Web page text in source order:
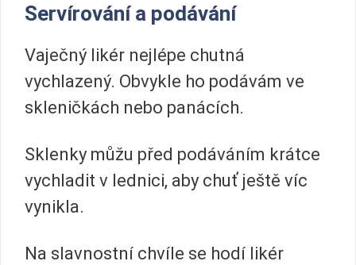
Servírování a podávání
Vaječný likér nejlépe chutná
vychlazený. Obvykle ho podávám ve
skleničkách nebo panácích.
Sklenky můžu před podáváním krátce
vychladit v lednici, aby chuť ještě víc
vynikla.
Na slavnostní chvíle se hodí likér